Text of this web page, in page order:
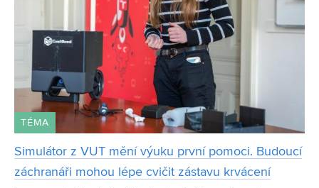
TÉMA
Simulátor z VUT mění výuku první pomoci. Budoucí
záchranáři mohou lépe cvičit zástavu krvácení